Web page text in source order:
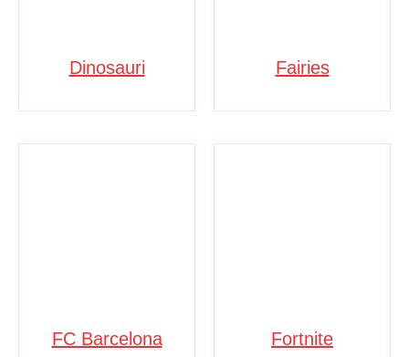
Dinosauri Fairies
FC Barcelona Fortnite